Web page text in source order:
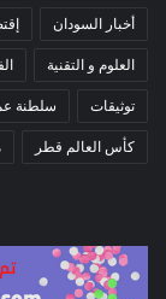
أخبار السودان
العلوم و التقنية
توثيقات سلطنة
كأس العالم قطر